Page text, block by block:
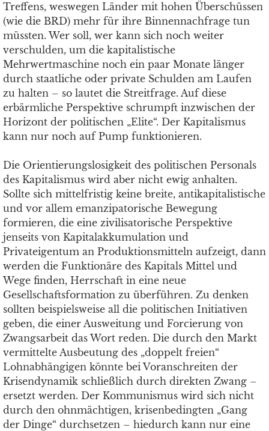
Treffens, weswegen Länder mit hohen Überschüssen
(wie die BRD) mehr für ihre Binnennachfrage tun
müssten. Wer soll, wer kann sich noch weiter
verschulden, um die kapitalistische
Mehrwertmaschine noch ein paar Monate länger
durch staatliche oder private Schulden am Laufen
zu halten – so lautet die Streitfrage. Auf diese
erbärmliche Perspektive schrumpft inzwischen der
Horizont der politischen „Elite“. Der Kapitalismus
kann nur noch auf Pump funktionieren.
Die Orientierungslosigkeit des politischen Personals
des Kapitalismus wird aber nicht ewig anhalten.
Sollte sich mittelfristig keine breite, antikapitalistische
und vor allem emanzipatorische Bewegung
formieren, die eine zivilisatorische Perspektive
jenseits von Kapitalakkumulation und
Privateigentum an Produktionsmitteln aufzeigt, dann
werden die Funktionäre des Kapitals Mittel und
Wege finden, Herrschaft in eine neue
Gesellschaftsformation zu überführen. Zu denken
sollten beispielsweise all die politischen Initiativen
geben, die einer Ausweitung und Forcierung von
Zwangsarbeit das Wort reden. Die durch den Markt
vermittelte Ausbeutung des „doppelt freien“
Lohnabhängigen könnte bei Voranschreiten der
Krisendynamik schließlich durch direkten Zwang –
ersetzt werden. Der Kommunismus wird sich nicht
durch den ohnmächtigen, krisenbedingten „Gang
der Dinge“ durchsetzen – hiedurch kann nur eine